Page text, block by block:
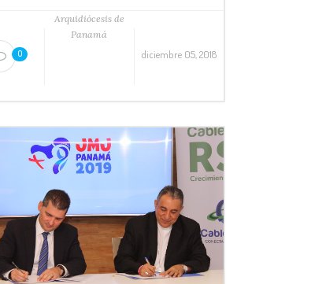
0
Arquidiócesis de
Panamá
diciembre 05, 2018